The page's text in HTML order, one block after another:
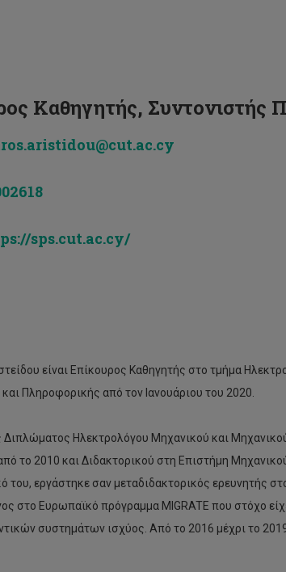
Καθηγητής, Συντονιστής
sps.cut.ac.cy/
είναι Επίκουρος Καθηγητής στο τμήμα
Πληροφορικής από τον Ιανουάριου του 2020.
Διπλώματος Ηλεκτρολόγου Μηχανικού και
το 2010 και Διδακτορικού στη Επιστήμη
του, εργάστηκε σαν μεταδιδακτορικός ερευνητής
στο Ευρωπαϊκό πρόγραμμα MIGRATE που στόχο
συστημάτων ισχύος. Από το 2016 μέχρι το